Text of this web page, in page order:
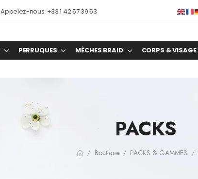
Appelez-nous: +33 1 42 57 39 53
PERRUQUES MÈCHES BRAID CORPS & VISAGE
PACKS
/ Boutique / PACKS & GAMMES /